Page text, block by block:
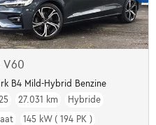
V60
B4 Mild-Hybrid Benzine
27.031 km
Hybride
145 kW ( 194 PK )